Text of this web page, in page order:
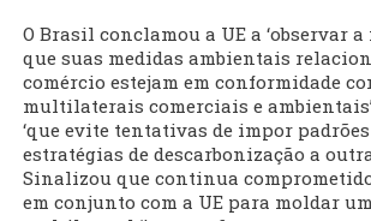
O Brasil conclamou a UE a ‘observar a
que suas medidas ambientais
comércio estejam em conformidade
multilaterais comerciais e
‘que evite tentativas de impor
estratégias de descarbonização a
Sinalizou que continua
em conjunto com a UE para moldar